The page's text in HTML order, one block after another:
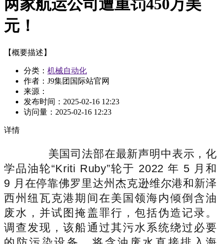
两家航运公司遭重罚450万美
元！
【概要描述】
分类： 机械自动化
作者：J9集团国际站官网
来源：
发布时间： 2025-02-16 12:23
访问量： 2025-02-16 12:23
详情
美国司法部在最新声明中表示，化
学品油轮“Kriti Ruby”轮于 2022 年 5 月和
9 月在停靠佛罗里达州杰克逊维尔港和新泽
西州纽瓦克港期间在美国领海内倾倒含油
废水，并试图掩盖罪行，包括伪造记录。
调查发现，该船通过其污水系统绕过必要